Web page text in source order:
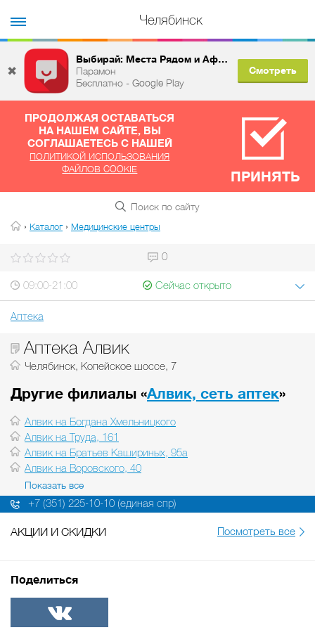
✖
Выбирай: Места Рядом и Афиша
Парамон
Бесплатно - Google Play
Смотреть
ПРОДОЛЖАЯ ОСТАВАТЬСЯ
НА НАШЕМ САЙТЕ, ВЫ
СОГЛАШАЕТЕСЬ С НАШЕЙ
ПОЛИТИКОЙ ИСПОЛЬЗОВАНИЯ
ФАЙЛОВ COOKIE
ПРИНЯТЬ
Челябинск
› Каталог› Медицинские центры
0
09:00-21:00 Сейчас открыто
Аптека
Аптека Алвик
Челябинск, Копейское шоссе, 7
Другие филиалы «Алвик, сеть аптек»
Алвик на Богдана Хмельницкого
Алвик на Труда, 161
Алвик на Братьев Кашириных, 95а
Алвик на Воровского, 40
Показать все
+7 (351) 225-10-10 (единая спр)
Посмотреть все
АКЦИИ И СКИДКИ
Поделиться